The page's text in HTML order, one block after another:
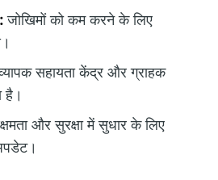
जोखिमों को कम करने के लिए
सहायता केंद्र और ग्राहक
है।
और सुरक्षा में सुधार के लिए